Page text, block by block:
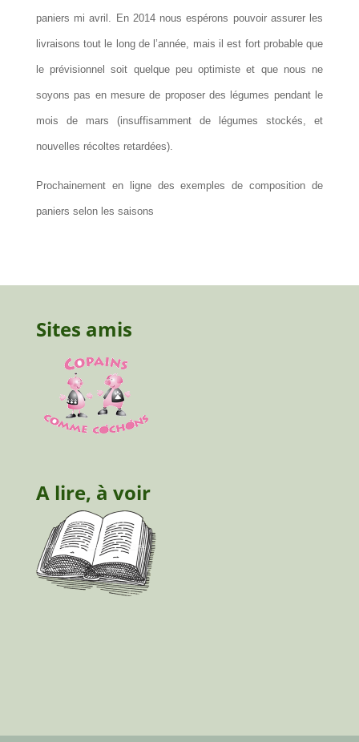
paniers mi avril. En 2014 nous espérons pouvoir assurer les
livraisons tout le long de l’année, mais il est fort probable que
le prévisionnel soit quelque peu optimiste et que nous ne
soyons pas en mesure de proposer des légumes pendant le
mois de mars (insuffisamment de légumes stockés, et
nouvelles récoltes retardées).
Prochainement en ligne des exemples de composition de
paniers selon les saisons
Sites amis
A lire, à voir